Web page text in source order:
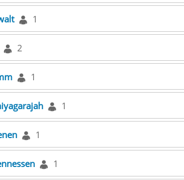
1
2
1
1
1
1